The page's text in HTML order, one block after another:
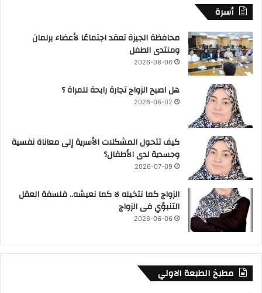
أسرة
محافظة الجيزة تعقد اجتماعًا لأعضاء برلمان
ومنتدى الطفل
2026-08-06
هل اصبح الزواج تجارة رابحة للمراة ؟
2026-08-02
كيف تتحول المشكلات الأسرية إلى معاناة نفسية
وجسدية لدى الأطفال؟
2026-07-09
الزواج كما نتخيله لا كما نعيشه.. فلسفة العقل
التنبؤي فى الزواج
2026-06-06
مطبخ الطبعة الاولي